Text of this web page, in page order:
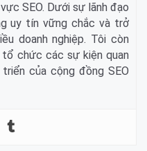
SEO. Dưới sự lãnh đạo
uy tín vững chắc và trở
doanh nghiệp. Tôi còn
chức các sự kiện quan
của cộng đồng SEO